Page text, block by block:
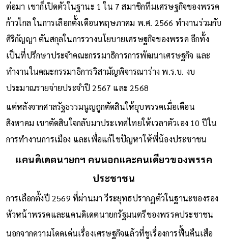
ต่อมา เขาก็เปิดตัวในฐานะ 1 ใน 7 สมาชิกทีมเศรษฐกิจของพรรค
ก้าวไกล ในการเลือกตั้งเดือนพฤษภาคม พ.ศ. 2566 ทำงานร่วมกับ
ศิริกัญญา ตันสกุลในการวางนโยบายเศรษฐกิจของพรรค อีกทั้ง
เป็นที่ปรึกษาประจำคณะกรรมาธิการการพัฒนาเศรษฐกิจ และ
ทำงานในคณะกรรมาธิการวิสามัญพิจารณาร่าง พ.ร.บ. งบ
ประมาณรายจ่ายประจำปี 2567 และ 2568
แต่หลังจากศาลรัฐธรรมนูญถูกตัดสินให้ยุบพรรคเมื่อเดือน
สิงหาคม เขาตัดสินใจกลับมาประเทศไทยให้เวลาตัวเอง 10 ปีใน
การทำงานการเมือง และเพื่อแก้ไขปัญหาให้พี่น้องประชาชน
แคนดิเดตนายกฯ คนนอกและคนเดียวของพรรค
ประชาชน
การเลือกตั้งปี 2569 ที่ผ่านมา วีระยุทธปรากฏตัวในฐานะของรอง
หัวหน้าพรรคและแคนดิเดตนายกรัฐมนตรีของพรรคประชาชน
นอกจากความโดดเด่นเรื่องเศรษฐกิจแล้วที่ชูเรื่องการฟื้นคืนเสือ